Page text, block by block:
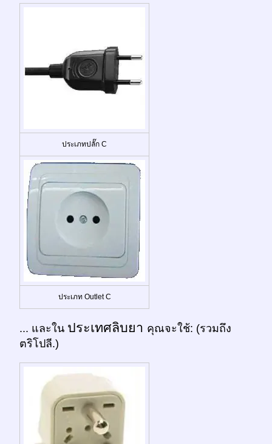
ประเภทปลั๊ก C
ประเภท Outlet C
... และใน ประเทศลิบยา คุณจะใช้: (รวมถึง
ตริโปลี.)